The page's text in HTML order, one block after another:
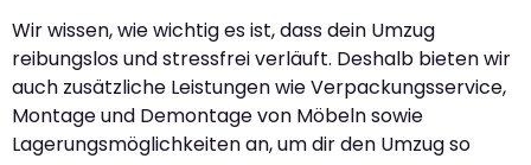
Wir wissen, wie wichtig es ist, dass dein Umzug
reibungslos und stressfrei verläuft. Deshalb bieten wir
auch zusätzliche Leistungen wie Verpackungsservice,
Montage und Demontage von Möbeln sowie
Lagerungsmöglichkeiten an, um dir den Umzug so